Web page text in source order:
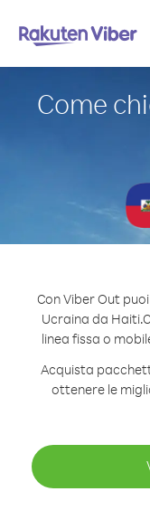
Come
Con Viber Out
Ucraina da Haiti.
linea fissa o
Acquista
ottenere le